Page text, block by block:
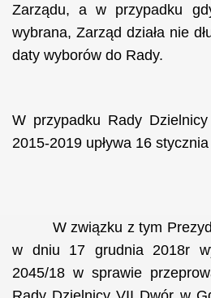
Zarządu, a w przypadku
wybrana, Zarząd działa nie
daty wyborów do Rady.
W przypadku Rady
2015-2019 upływa 16
W związku z tym
w dniu 17 grudnia 2018r
2045/18 w sprawie